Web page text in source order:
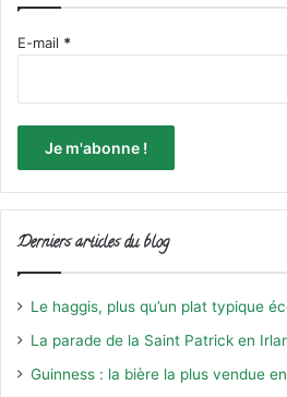
E-mail *
Derniers articles du blog
Le haggis, plus qu’un plat typique
La parade de la Saint Patrick en
Guinness : la bière la plus vendue